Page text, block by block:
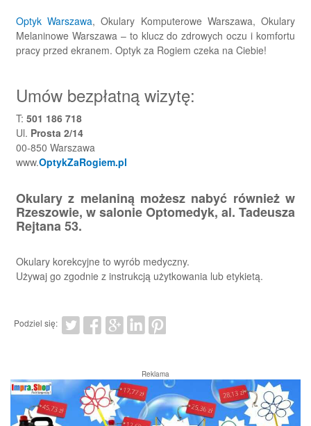
Optyk Warszawa, Okulary Komputerowe Warszawa, Okulary
Melaninowe Warszawa – to klucz do zdrowych oczu i komfortu
pracy przed ekranem. Optyk za Rogiem czeka na Ciebie!
Umów bezpłatną wizytę:
T: 501 186 718
Ul. Prosta 2/14
00-850 Warszawa
www.OptykZaRogiem.pl
Okulary z melaniną możesz nabyć również w
Rzeszowie, w salonie Optomedyk, al. Tadeusza
Rejtana 53.
Okulary korekcyjne to wyrób medyczny.
Używaj go zgodnie z instrukcją użytkowania lub etykietą.
Podziel się:
Reklama